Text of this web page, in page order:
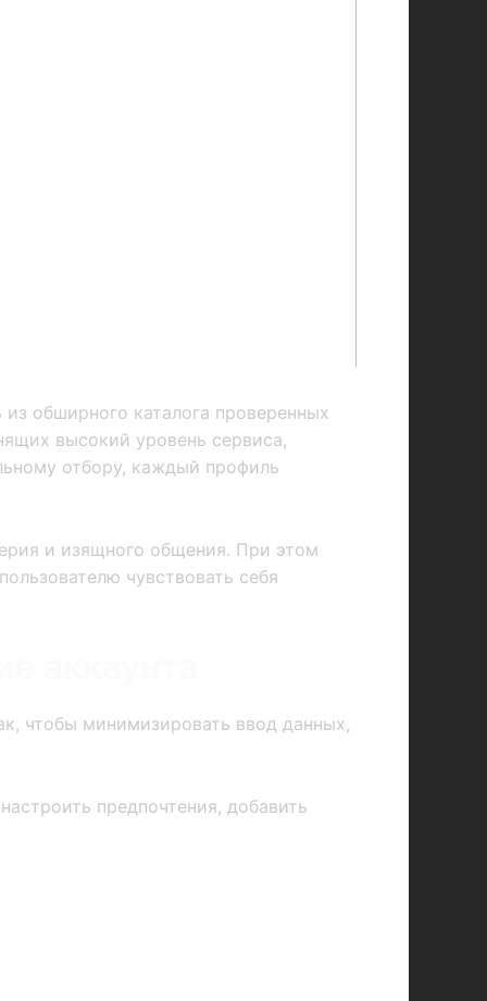
обширного каталога проверенных
высокий уровень сервиса,
отбору, каждый профиль
и изящного общения. При этом
чувствовать себя
чтобы минимизировать ввод данных,
предпочтения, добавить